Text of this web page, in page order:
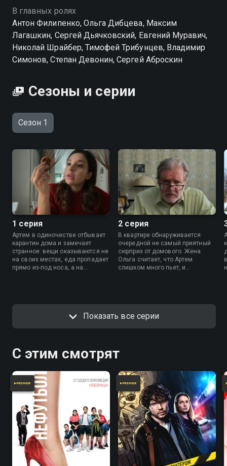
В главных ролях
Антон Филипенко, Ольга Дибцева, Максим
Лагашкин, Сергей Дьячковский, Евгений Муравич,
Николай Шрайбер, Тимофей Трибунцев, Владимир
Симонов, Степан Девонин, Сергей Аброскин
Сезоны и серии
Сезон 1
1 серия
Артем в одиночестве отбывает
карантин дома и замечает
странное: вещи оказываются не
на своих местах, еда пропадает
прямо из-под носа, а на
к экстрасенсу.
2 серия
В квартире обнаруживается
очередной не самый приятный
сюрприз от домового. Жена
Ольга считает, что Артем
слишком много пьет, и
Показать все серии
С этим смотрят